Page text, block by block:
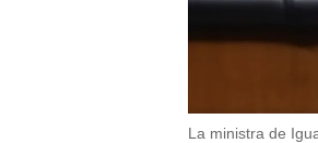
La ministra de